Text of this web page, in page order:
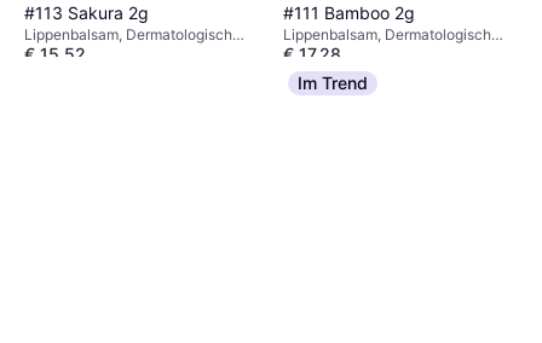
#113 Sakura 2g
Lippenbalsam, Dermatologisch
getestet, Getönt
€ 15,52
#111 Bamboo 2g
Lippenbalsam, Dermatologisch
getestet
€ 17,28
Oder 3 Zahlungen von € 5,76
9+ Shops
Im Trend